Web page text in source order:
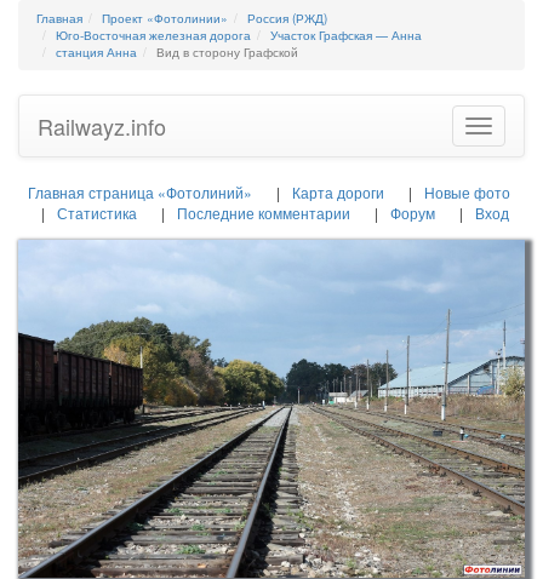
Главная Проект «Фотолинии»
Россия (РЖД)
Юго-Восточная железная дорога
Участок Графская — Анна
станция Анна
Вид в сторону Графской
Toggle
Railwayz.info
Главная страница «Фотолиний» Карта дороги
Новые фото
Статистика
Последние комментарии Форум Вход